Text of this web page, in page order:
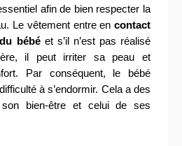
afin de bien respecter la
Le vêtement entre en contact
bébéet s’il n’est pas réalisé
il peut irriter sa peau et
Par conséquent, le bébé
à s’endormir. Cela a des
bien-être et celui de ses